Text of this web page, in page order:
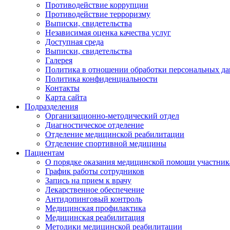
Противодействие коррупции
Противодействие терроризму
Выписки, свидетельства
Независимая оценка качества услуг
Доступная среда
Выписки, свидетельства
Галерея
Политика в отношении обработки персональных
Политика конфиденциальности
Контакты
Карта сайта
Подразделения
Организационно-методический отдел
Диагностическое отделение
Отделение медицинской реабилитации
Отделение спортивной медицины
Пациентам
О порядке оказания медицинской помощи
График работы сотрудников
Запись на прием к врачу
Лекарственное обеспечение
Антидопинговый контроль
Медицинская профилактика
Медицинская реабилитация
Методики медицинской реабилитации